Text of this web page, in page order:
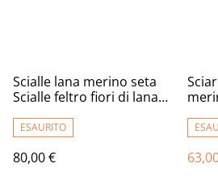
Scialle lana merino seta
Scialle feltro fiori di lana
infeltrimento warm blue
donna Regalo unico per le
donne
ESAURITO
80,00 €
%
per
chic